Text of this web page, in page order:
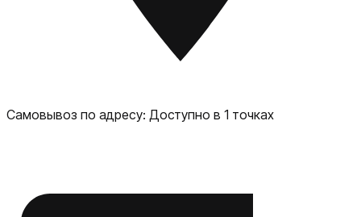
Самовывоз по адресу: Доступно в 1 точках